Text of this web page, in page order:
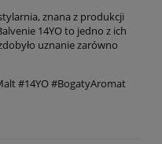
znana z produkcji
14YO to jedno z ich
uznanie zarówno
#14YO #BogatyAromat